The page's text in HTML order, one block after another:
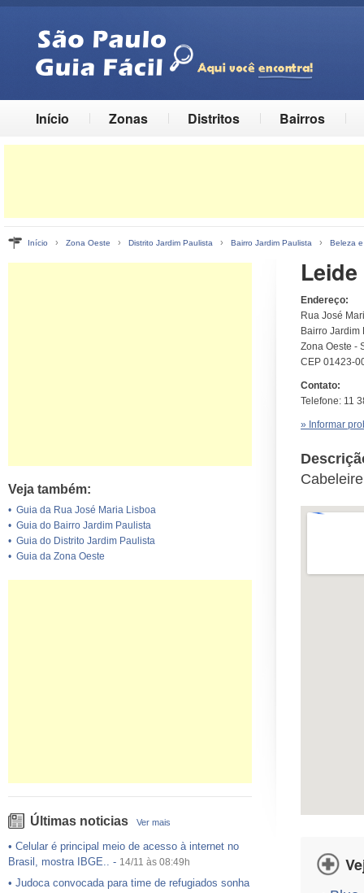
Início Zonas Distritos Bairros
Início › Zona Oeste › Distrito Jardim Paulista › Bairro Jardim Paulista › Beleza
Veja também:
• Guia da Rua José Maria Lisboa
• Guia do Bairro Jardim Paulista
• Guia do Distrito Jardim Paulista
• Guia da Zona Oeste
Últimas noticias Ver mais
• Celular é principal meio de acesso à internet no
Brasil, mostra IBGE.. - 14/11 às 08:49h
• Judoca convocada para time de refugiados sonha
Endereço:
Rua José
Bairro Jardim
Zona Oeste -
CEP 01423-
Contato:
Telefone: 11
» Informar